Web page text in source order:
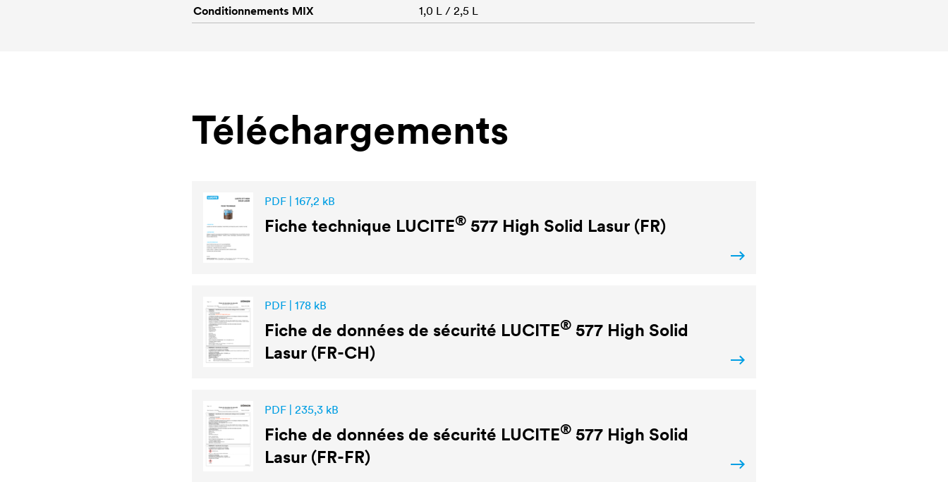
Conditionnements MIX
1,0 L / 2,5 L
Téléchargements
PDF | 167,2 kB
Fiche technique LUCITE® 577 High Solid Lasur (FR)
PDF | 178 kB
Fiche de données de sécurité LUCITE® 577 High Solid
Lasur (FR-CH)
PDF | 235,3 kB
Fiche de données de sécurité LUCITE® 577 High Solid
Lasur (FR-FR)